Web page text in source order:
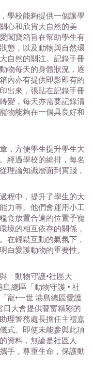
學校能夠提供一個讓學
心和欣賞大自然的美
閣寶箱旨在幫助學生有
態，以及動物與自然環
自然的關注。記錄手冊
物每天的身體狀況，逐
內亦有提供即影即有的
出來，張貼在記錄手冊
變，每天亦需要記錄清
物能夠在一個具良好和
，方便學生提升學生大
經過學校的編排，每名
理論知識層面到實踐，
程中，提升了學生的大
力等。他們會運用小工
食放置合適的位置予寵
境的相互依存的關係，
在輕鬆互動的氣氛下，
白愛護動物的重要性。
「動物守護•社區大
總區「動物守護 • 社
寵•一世 港島總區愛護
大會提供豐富精彩的
理警務處長擔任主禮嘉
式。即使未能參與此項
資料，無論是社區人
手，尊重生命，保護動